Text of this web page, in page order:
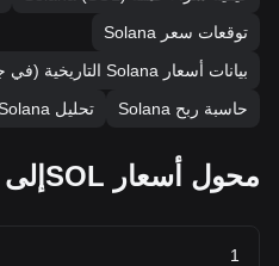
توقعات سعر Solana
بيانات أسعار Solana التاريخية (في جميع الأوقات)
حاسبة ربح Solana
تحليل Solana الفني
محول أسعار SOLإلى USD